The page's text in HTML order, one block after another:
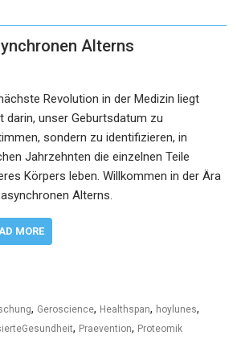
Alterns
Revolution in der Medizin liegt
darin, unser Geburtsdatum zu
sondern zu identifizieren, in
Jahrzehnten die einzelnen Teile
Körpers leben. Willkommen in der Ära
Alterns.
MORE
, Geroscience, Healthspan, hoylunes,
, Praevention, Proteomik